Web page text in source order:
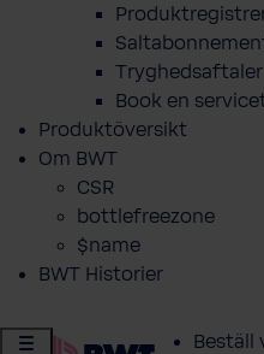
Tryghedsaftaler
Book en
Produktöversikt
Om BWT
CSR
bottlefreezone
$name
BWT Historier
Beställ